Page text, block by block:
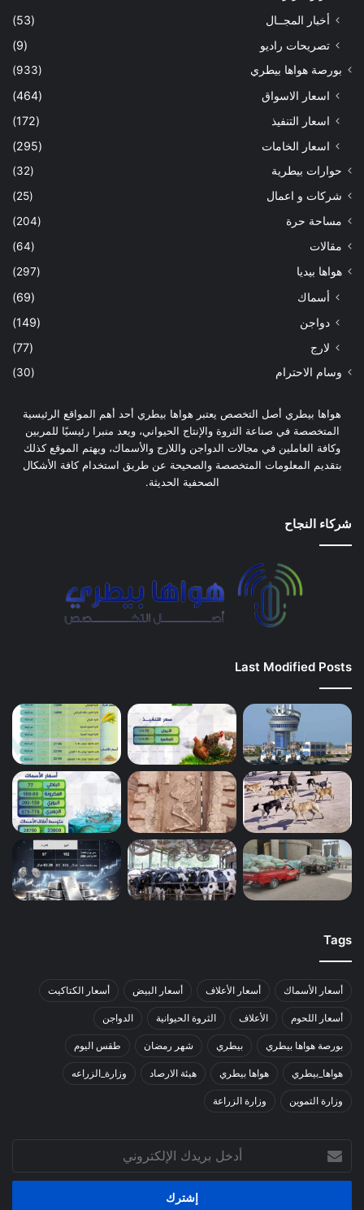
أخبار المجــال
(53)
تصريحات راديو
(9)
بورصة هواها بيطري (933)
اسعار الاسواق
(464)
اسعار التنفيذ
(172)
اسعار الخامات
(295)
حوارات بيطرية
(32)
شركات و اعمال
(25)
مساحة حرة
(204)
مقالات
(64)
هواها بيديا
(297)
أسماك
(69)
دواجن
(149)
لارج
(77)
وسام الاحترام (30)
هواها بيطري أصل التخصص يعتبر هواها بيطري أحد أهم المواقع الرئيسية
المتخصصة في صناعة الثروة والإنتاج الحيواني، ويعد منبرا رئيسيًا للمربين
وكافة العاملين في مجالات الدواجن واللارج والأسماك، ويهتم الموقع كذلك
بتقديم المعلومات المتخصصة والصحيحة عن طريق استخدام كافة الأشكال
الصحفية الحديثة.
شركاء النجاح
Last Modified Posts
Tags
أسعار الأسماك أسعار الأعلاف أسعار البيض أسعار الكتاكيت
أسعار اللحوم الأعلاف الثروة الحيوانية الدواجن
بورصة هواها بيطري بيطري شهر رمضان طقس اليوم
هواها_بيطري هواها بيطري هيئة الارصاد وزارة_الزراعه
وزارة التموين وزارة الزراعة
بريدك
الإلكتروني